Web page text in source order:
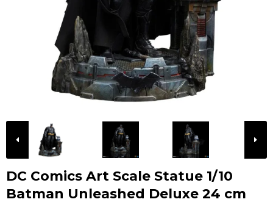
DC Comics Art Scale Statue 1/10
Batman Unleashed Deluxe 24 cm